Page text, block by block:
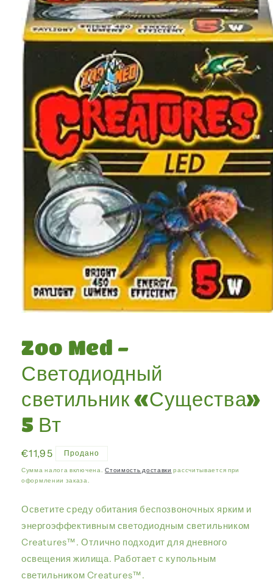
1
в
окне
Zoo Med -
Светодиодный
светильник «Существа»
5 Вт
Обычная
цена
€11,95 Продано
Сумма налога включена.Стоимость доставки рассчитывается при
оформлении заказа.
Осветите среду обитания беспозвоночных ярким и
энергоэффективным светодиодным светильником
Creatures™. Отлично подходит для дневного
освещения жилища. Работает с купольным
светильником Creatures™.